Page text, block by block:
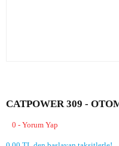
CATPOWER 309 -
0 - Yorum Yap